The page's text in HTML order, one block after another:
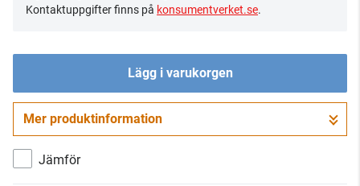
Kontaktuppgifter finns på konsumentverket.se.
Lägg i varukorgen
Gå till kassan
Mer produktinformation
Jämför